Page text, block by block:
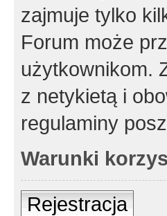
zajmuje tylko
Forum może
użytkownikom.
z netykietą i
regulaminy
Warunki
Rejestracja